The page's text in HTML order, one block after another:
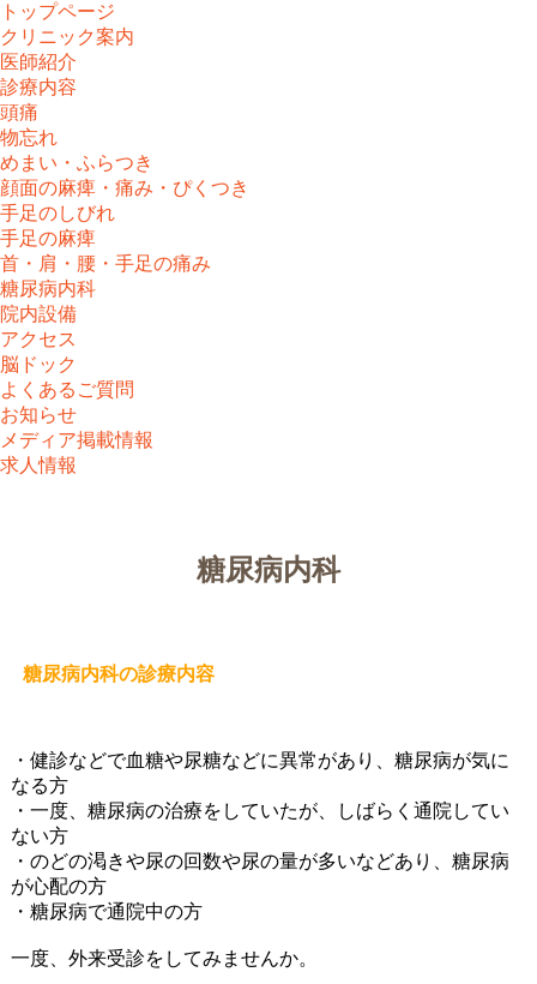
トップページ
クリニック案内
医師紹介
診療内容
頭痛
物忘れ
めまい・ふらつき
顔面の麻痺・痛み・ぴくつき
手足のしびれ
手足の麻痺
首・肩・腰・手足の痛み
糖尿病内科
院内設備
アクセス
脳ドック
よくあるご質問
お知らせ
メディア掲載情報
求人情報
糖尿病内科
糖尿病内科の診療内容
・健診などで血糖や尿糖などに異常があり、糖尿病が気に
なる方
・一度、糖尿病の治療をしていたが、しばらく通院してい
ない方
・のどの渇きや尿の回数や尿の量が多いなどあり、糖尿病
が心配の方
・糖尿病で通院中の方
一度、外来受診をしてみませんか。